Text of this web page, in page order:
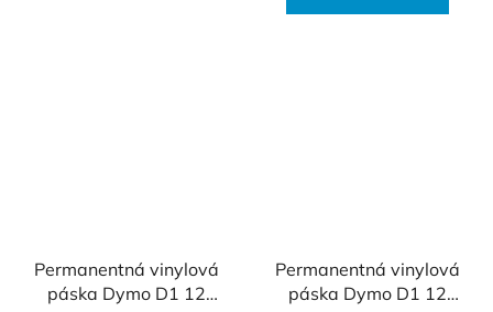
Permanentná vinylová
páska Dymo D1 12
Permanentná vinylová
páska Dymo D1 12